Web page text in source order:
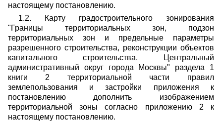
настоящему постановлению.
1.2. Карту градостроительного зонирования
"Границы территориальных зон, подзон
территориальных зон и предельные параметры
разрешенного строительства, реконструкции объектов
капитального строительства. Центральный
административный округ города Москвы" раздела 1
книги 2 территориальной части правил
землепользования и застройки приложения к
постановлению дополнить изображением
территориальной зоны согласно приложению 2 к
настоящему постановлению.